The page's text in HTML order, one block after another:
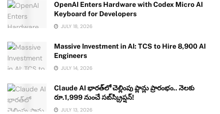
OpenAI Enters Hardware with Codex Micro AI
Keyboard for Developers
JULY 18, 2026
Massive Investment in AI: TCS to Hire 8,900 AI
Engineers
JULY 14, 2026
Claude AI భారత్‌లో చెల్లింపు ప్లాన్లు ప్రారంభం.. నెలకు
రూ.1,999 నుంచే సబ్‌స్క్రిప్షన్!
JULY 13, 2026